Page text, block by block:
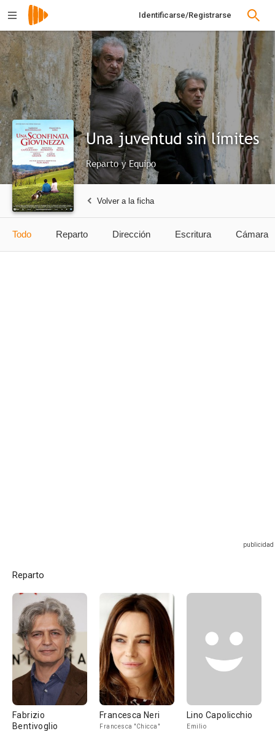
Identificarse/Registrarse
Una juventud sin límites
Reparto y Equipo
Volver a la ficha
Todo Reparto Dirección Escritura Cámara
Reparto
Fabrizio
Bentivoglio
Francesca Neri
Francesca "Chicca"
Lino Capolicchio
Emilio